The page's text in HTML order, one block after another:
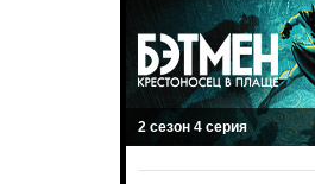
2 сезон 4 серия